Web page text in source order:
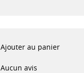
Ajouter au panier
Aucun avis